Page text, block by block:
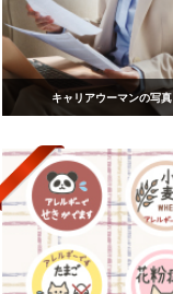
キャリアウーマンの写真